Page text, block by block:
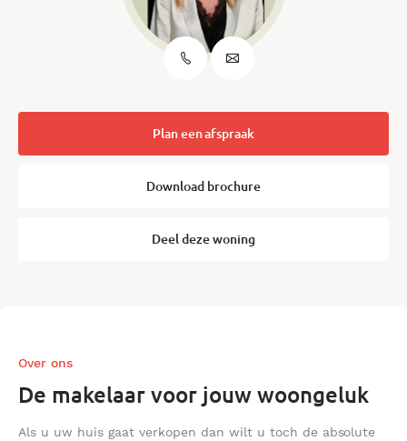
Plan een afspraak
Download brochure
Deel deze woning
Over ons
De makelaar voor jouw woongeluk
Als u uw huis gaat verkopen dan wilt u toch de absolute